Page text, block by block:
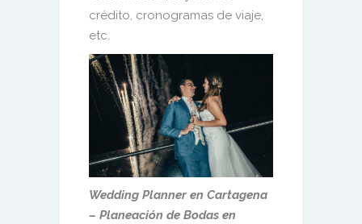
crédito, cronogramas de viaje,
etc.
Wedding Planner en Cartagena
– Planeación de Bodas en